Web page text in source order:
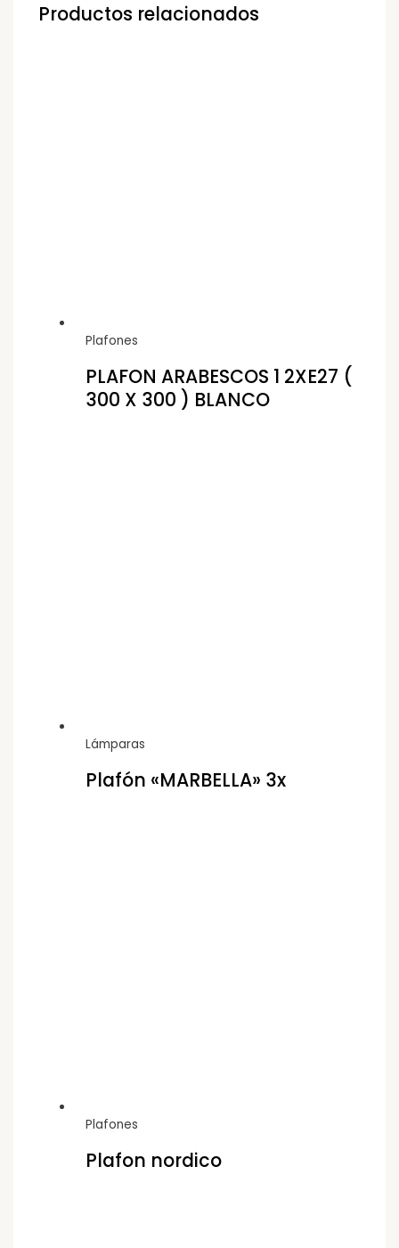
Productos relacionados
Plafones
PLAFON ARABESCOS 1 2XE27 (
300 X 300 ) BLANCO
Lámparas
Plafón «MARBELLA» 3x
Plafones
Plafon nordico